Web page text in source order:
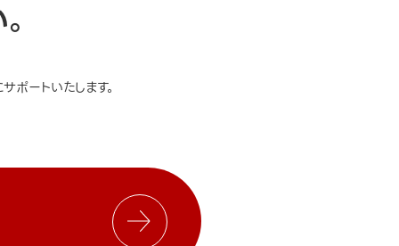
ポートいたします。